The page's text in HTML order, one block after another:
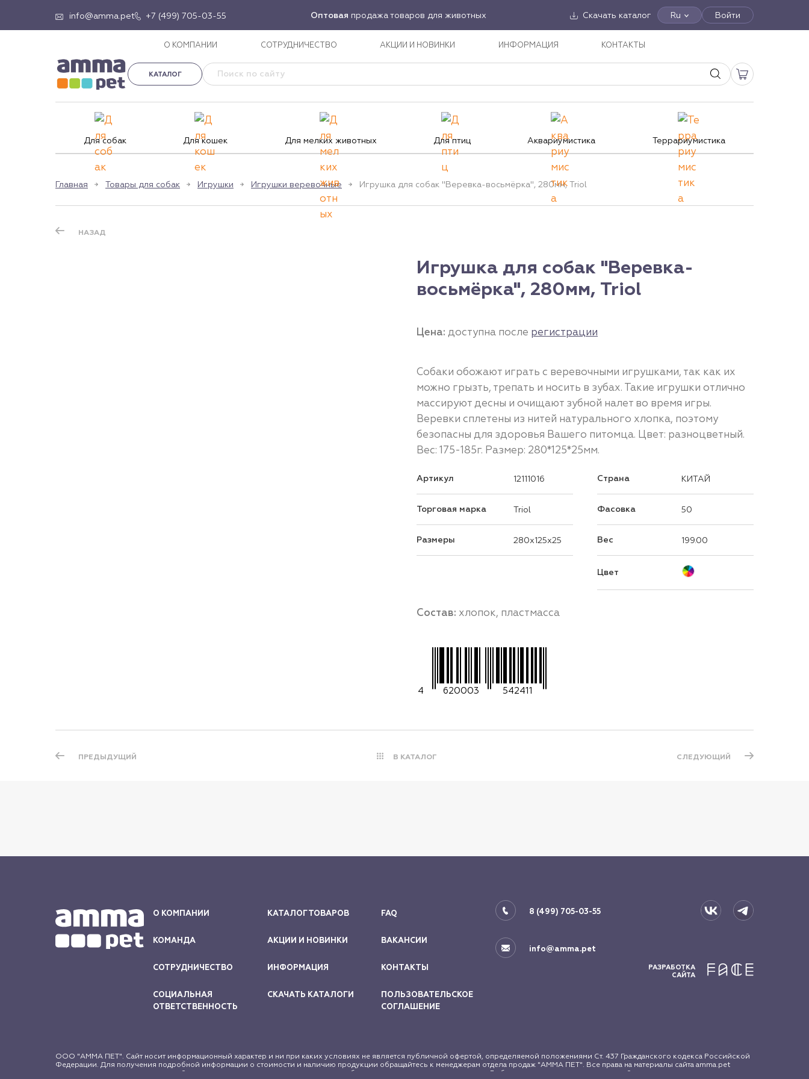
info@amma.pet +7 (499) 705-03-55 Оптовая продажа товаров для животных Скачать каталог Ru Войти
О КОМПАНИИ СОТРУДНИЧЕСТВО АКЦИИ И НОВИНКИ ИНФОРМАЦИЯ КОНТАКТЫ
КАТАЛОГ
Для собак Для кошек Для мелких животных Для птиц Аквариумистика Террариумистика
Главная Товары для собак Игрушки Игрушки веревочные Игрушка для собак "Веревка-восьмёрка", 280мм, Triol
НАЗАД
Игрушка для собак "Веревка-
восьмёрка", 280мм, Triol
Цена: доступна после регистрации
Собаки обожают играть с веревочными игрушками, так как их
можно грызть, трепать и носить в зубах. Такие игрушки отлично
массируют десны и очищают зубной налет во время игры.
Веревки сплетены из нитей натурального хлопка, поэтому
безопасны для здоровья Вашего питомца. Цвет: разноцветный.
Вес: 175-185г. Размер: 280*125*25мм.
Артикул 12111016
Торговая марка Triol
Размеры 280x125x25
Страна КИТАЙ
Фасовка 50
Вес 199.00
Цвет
Состав: хлопок, пластмасса
4 620003 542411
ПРЕДЫДУЩИЙ В КАТАЛОГ СЛЕДУЮЩИЙ
О КОМПАНИИ
КОМАНДА
СОТРУДНИЧЕСТВО
СОЦИАЛЬНАЯ
ОТВЕТСТВЕННОСТЬ
КАТАЛОГ ТОВАРОВ
АКЦИИ И НОВИНКИ
ИНФОРМАЦИЯ
СКАЧАТЬ КАТАЛОГИ
FAQ
ВАКАНСИИ
КОНТАКТЫ
ПОЛЬЗОВАТЕЛЬСКОЕ
СОГЛАШЕНИЕ
8 (499) 705-03-55
info@amma.pet
РАЗРАБОТКА
САЙТА
ООО "АММА ПЕТ". Сайт носит информационный характер и ни при каких условиях не является публичной офертой, определяемой положениями Ст. 437 Гражданского кодекса Российской
Федерации. Для получения подробной информации о стоимости и наличию продукции обращайтесь к менеджерам отдела продаж "АММА ПЕТ". Все права на материалы сайта amma.pet
защищены в соответствии с российским и международным законодательством об авторском праве и смежных правах. Любое использование материалов сайта допускается только с